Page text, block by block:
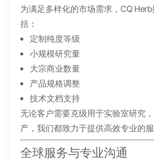
为满足多样化的市场需求，CQ
括：
定制纯度等级
小规模研究量
大宗商业数量
产品规格调整
技术文档支持
无论客户需要克级用于实验室研究
产，我们都致力于提供高效专业的服
全球服务与专业沟通